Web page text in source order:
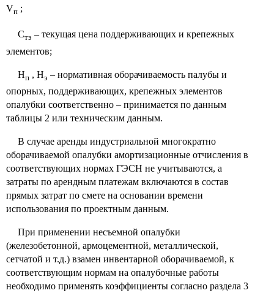
Vп ;
Стэ – текущая цена поддерживающих и крепежных
элементов;
Нп, Нэ – нормативная оборачиваемость палубы и
опорных, поддерживающих, крепежных элементов
опалубки соответственно – принимается по данным
таблицы 2 или техническим данным.
В случае аренды индустриальной многократно
оборачиваемой опалубки амортизационные отчисления в
соответствующих нормах ГЭСН не учитываются, а
затраты по арендным платежам включаются в состав
прямых затрат по смете на основании времени
использования по проектным данным.
При применении несъемной опалубки
(железобетонной, армоцементной, металлической,
сетчатой и т.д.) взамен инвентарной оборачиваемой, к
соответствующим нормам на опалубочные работы
необходимо применять коэффициенты согласно раздела 3